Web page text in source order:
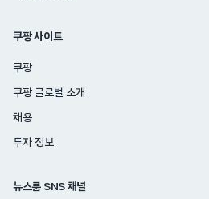
쿠팡 사이트
쿠팡
쿠팡 글로벌 소개
채용
투자 정보
뉴스룸 SNS 채널